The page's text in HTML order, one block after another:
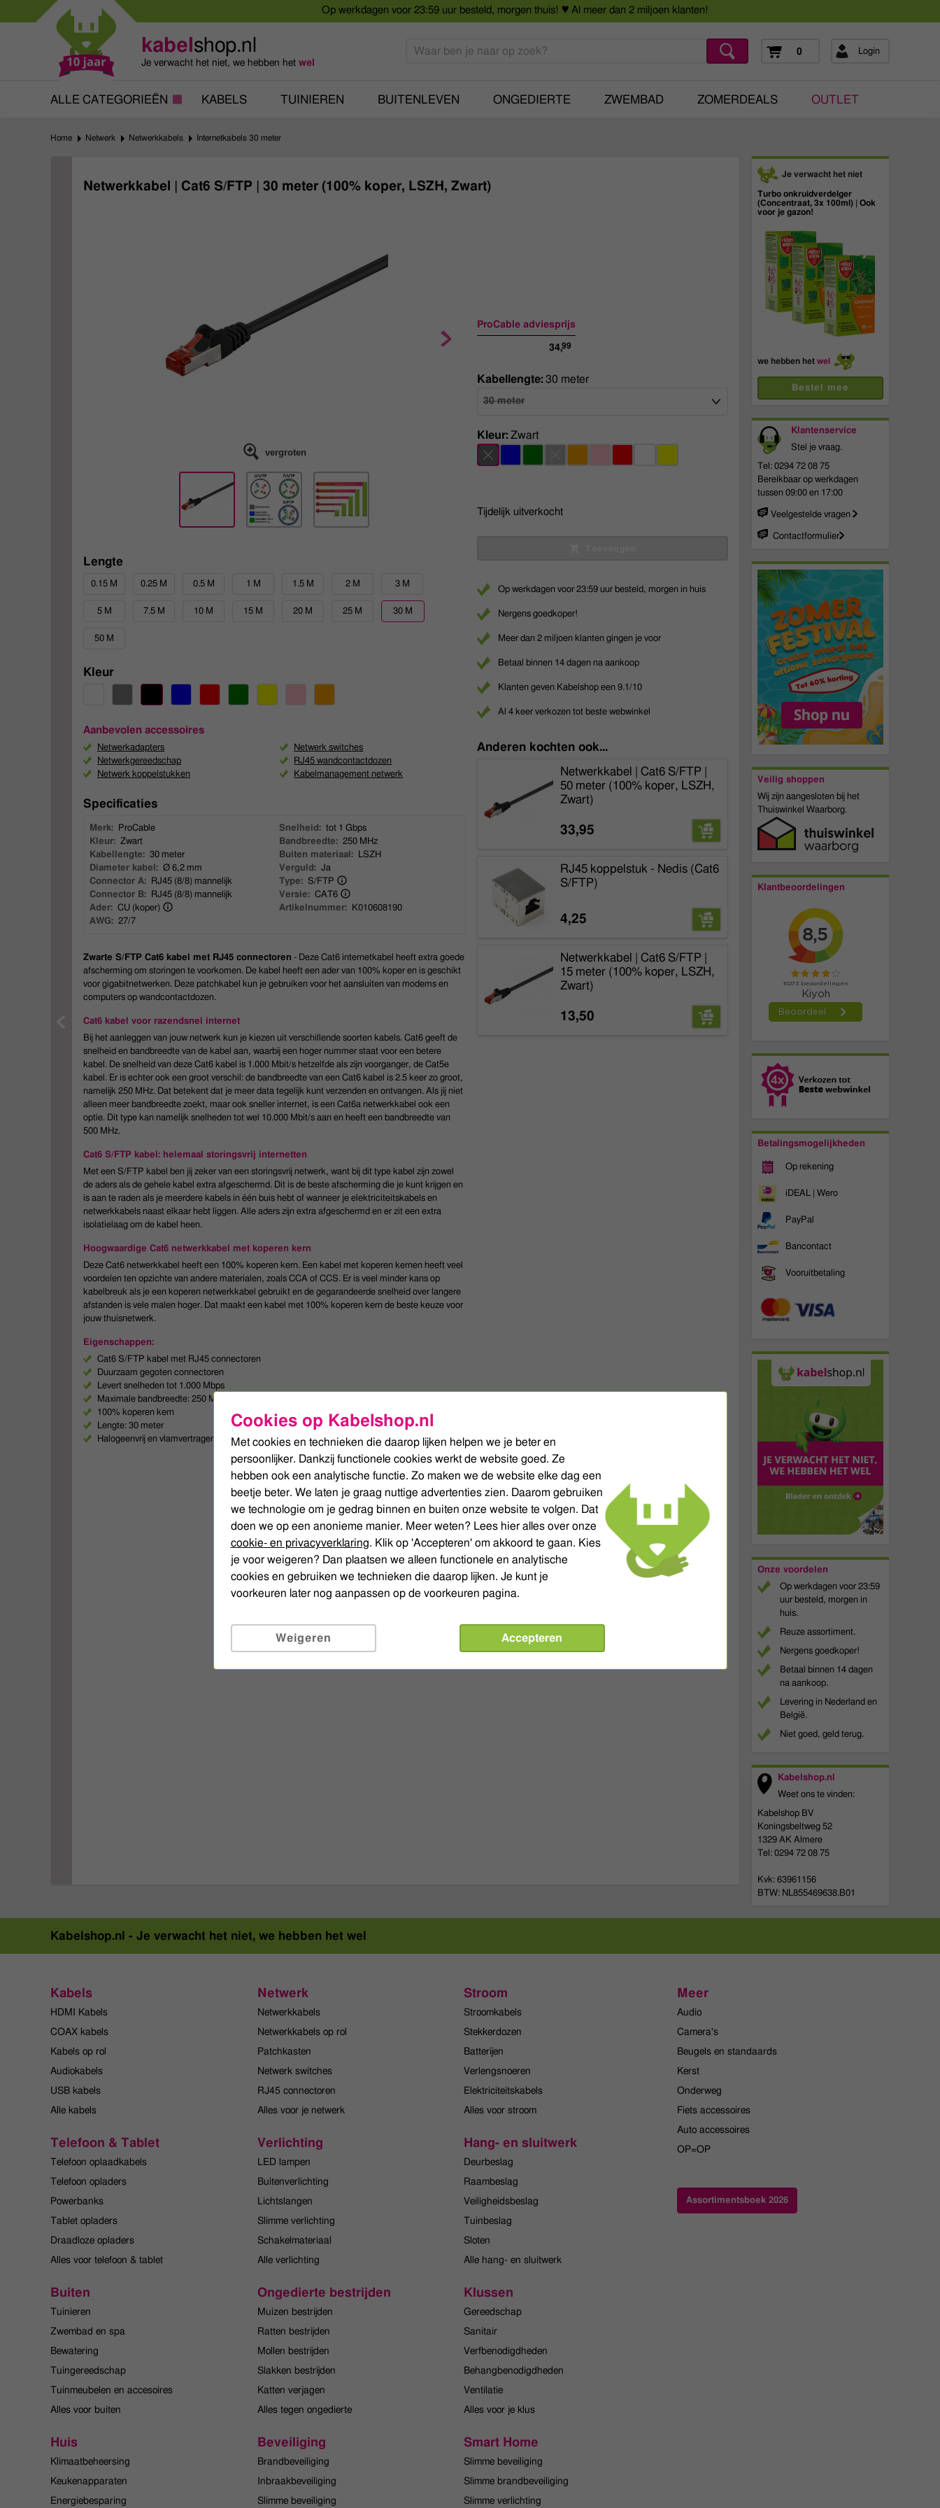
Op werkdagen voor 23:59 uur besteld, morgen thuis! ♥ Al meer dan 2 miljoen klanten!
kabel shop.nl
Je verwacht het niet, we hebben het wel
0 Login
ALLE CATEGORIEËN KABELS TUINIEREN BUITENLEVEN ONGEDIERTE ZWEMBAD ZOMERDEALS OUTLET
Mollen verjagen
Slakken bestrijden
Katten verjagen
Alles tegen ongedierte
Behangbenodigdheden
Ventilatie
Smart Home
Deurbellen
Slimme beveiliging
Home Netwerk Netwerkkabels Internetkabels 30 meter
Je verwacht het niet
Turbo onkruidverdelger
(Concentraat, 3x 100ml) | Ook
voor je gazon!
40,
we hebben het wel
Bestel mee
Klantenservice
Stel je vraag.
Tel: 0294 72 08 75
Bereikbaar op werkdagen
tussen 09:00 en 17:00
Veelgestelde vragen
Contactformulier
Veilig shoppen
Wij zijn aangesloten bij het
Thuiswinkel Waarborg.
Klantbeoordelingen
Betalingsmogelijkheden
Op rekening
iDEAL | Wero
PayPal
Bancontact
Vooruitbetaling
Onze voordelen
Op werkdagen voor 23:59
uur besteld, morgen in
huis.
Reuze assortiment.
Nergens goedkoper!
Betaal binnen 14 dagen
na aankoop.
Levering in Nederland en
België.
Niet goed, geld terug.
Kabelshop.nl
Weet ons te vinden:
Kabelshop BV
Koningsbeltweg 52
1329 AK Almere
Tel: 0294 72 08 75
Kvk: 63961156
BTW: NL855469638.B01
Netwerkkabel | Cat6 S/FTP | 30 meter (100% koper, LSZH, Zwart)
vergroten
Lengte
0.15 M 0.25 M 0.5 M 1 M 1.5 M 2 M 3 M
5 M 7.5 M 10 M 15 M 20 M 25 M 30 M
50 M
Kleur
Aanbevolen accessoires
Netwerkadapters
Netwerkgereedschap
Netwerk koppelstukken
Netwerk switches
RJ45 wandcontactdozen
Kabelmanagement netwerk
Specificaties
Merk:
ProCable
Kleur: Zwart
Kabellengte: 30 meter
Diameter kabel: Ø 6,2 mm
Connector A:
RJ45 (8/8) mannelijk
Connector B:
RJ45 (8/8) mannelijk
Ader: CU (koper)
AWG: 27/7
Snelheid: tot 1 Gbps
Bandbreedte: 250 MHz
Buiten materiaal:
LSZH
Verguld: Ja
Type: S/FTP
Versie: CAT6
Artikelnummer:
K010608190
Zwarte S/FTP Cat6 kabel met RJ45 connectoren - Deze Cat6 internetkabel heeft extra goede
afscherming om storingen te voorkomen. De kabel heeft een ader van 100% koper en is geschikt
voor gigabitnetwerken. Deze patchkabel kun je gebruiken voor het aansluiten van modems en
computers op wandcontactdozen.
Cat6 kabel voor razendsnel internet
Bij het aanleggen van jouw netwerk kun je kiezen uit verschillende soorten kabels. Cat6 geeft de
snelheid en bandbreedte van de kabel aan, waarbij een hoger nummer staat voor een betere
kabel. De snelheid van deze Cat6 kabel is 1.000 Mbit/s hetzelfde als zijn voorganger, de Cat5e
kabel. Er is echter ook een groot verschil: de bandbreedte van een Cat6 kabel is 2.5 keer zo groot,
namelijk 250 MHz. Dat betekent dat je meer data tegelijk kunt verzenden en ontvangen. Als jij niet
alleen meer bandbreedte zoekt, maar ook sneller internet, is een Cat6a netwerkkabel ook een
optie. Dit type kan namelijk snelheden tot wel 10.000 Mbit/s aan en heeft een bandbreedte van
500 MHz.
Cat6 S/FTP kabel: helemaal storingsvrij internetten
Met een S/FTP kabel ben jij zeker van een storingsvrij netwerk, want bij dit type kabel zijn zowel
de aders als de gehele kabel extra afgeschermd. Dit is de beste afscherming die je kunt krijgen en
is aan te raden als je meerdere kabels in één buis hebt of wanneer je elektriciteitskabels en
netwerkkabels naast elkaar hebt liggen. Alle aders zijn extra afgeschermd en er zit een extra
isolatielaag om de kabel heen.
Hoogwaardige Cat6 netwerkkabel met koperen kern
Deze Cat6 netwerkkabel heeft een 100% koperen kern. Een kabel met koperen kernen heeft veel
voordelen ten opzichte van andere materialen, zoals CCA of CCS. Er is veel minder kans op
kabelbreuk als je een koperen netwerkkabel gebruikt en de gegarandeerde snelheid over langere
afstanden is vele malen hoger. Dat maakt een kabel met 100% koperen kern de beste keuze voor
jouw thuisnetwerk.
Eigenschappen:
Cat6 S/FTP kabel met RJ45 connectoren
Duurzaam gegoten connectoren
Levert snelheden tot 1.000 Mbps
Maximale bandbreedte: 250 MHz
100% koperen kern
Lengte: 30 meter
Halogeenvrij en vlamvertragend (LSZH)
ProCable adviesprijs
34,99
Kabellengte: 30 meter
30 meter
Kleur: Zwart
Tijdelijk uitverkocht
Op werkdagen voor 23:59 uur besteld, morgen in huis
Nergens goedkoper!
Meer dan 2 miljoen klanten gingen je voor
Betaal binnen 14 dagen na aankoop
Klanten geven Kabelshop een 9.1/10
Al 4 keer verkozen tot beste webwinkel
Anderen kochten ook...
Netwerkkabel | Cat6 S/FTP |
50 meter (100% koper, LSZH,
Zwart)
33,95
RJ45 koppelstuk - Nedis (Cat6
S/FTP)
4,25
Netwerkkabel | Cat6 S/FTP |
15 meter (100% koper, LSZH,
Zwart)
13,50
Kabelshop.nl - Je verwacht het niet, we hebben het wel
Kabels
HDMI Kabels
COAX kabels
Kabels op rol
Audiokabels
USB kabels
Alle kabels
Netwerk
Netwerkkabels
Netwerkkabels op rol
Patchkasten
Netwerk switches
RJ45 connectoren
Alles voor je netwerk
Stroom
Stroomkabels
Stekkerdozen
Batterijen
Verlengsnoeren
Elektriciteitskabels
Alles voor stroom
Telefoon & Tablet
Telefoon oplaadkabels
Telefoon opladers
Powerbanks
Tablet opladers
Draadloze opladers
Alles voor telefoon & tablet
Verlichting
LED lampen
Buitenverlichting
Lichtslangen
Slimme verlichting
Schakelmateriaal
Alle verlichting
Hang- en sluitwerk
Deurbeslag
Raambeslag
Veiligheidsbeslag
Tuinbeslag
Sloten
Alle hang- en sluitwerk
Buiten
Tuinieren
Zwembad en spa
Bewatering
Tuingereedschap
Tuinmeubelen en accesoires
Alles voor buiten
Ongedierte bestrijden
Muizen bestrijden
Ratten bestrijden
Mollen bestrijden
Slakken bestrijden
Katten verjagen
Alles tegen ongedierte
Klussen
Gereedschap
Sanitair
Verfbenodigdheden
Behangbenodigdheden
Ventilatie
Alles voor je klus
Huis
Klimaatbeheersing
Keukenapparaten
Energiebesparing
Beveiliging
Brandbeveiliging
Inbraakbeveiliging
Slimme beveiliging
Smart Home
Slimme beveiliging
Slimme brandbeveiliging
Slimme verlichting
Meer
Audio
Camera's
Beugels en standaards
Kerst
Onderweg
Fiets accessoires
Auto accessoires
OP=OP
Assortimentsboek 2026
Cookies op Kabelshop.nl
Met cookies en technieken die daarop lijken helpen we je beter en
persoonlijker. Dankzij functionele cookies werkt de website goed. Ze
hebben ook een analytische functie. Zo maken we de website elke dag een
beetje beter. We laten je graag nuttige advertenties zien. Daarom gebruiken
we technologie om je gedrag binnen en buiten onze website te volgen. Dat
doen we op een anonieme manier. Meer weten? Lees hier alles over onze
cookie- en privacyverklaring. Klik op 'Accepteren' om akkoord te gaan. Kies
je voor weigeren? Dan plaatsen we alleen functionele en analytische
cookies en gebruiken we technieken die daarop lijken. Je kunt je
voorkeuren later nog aanpassen op de voorkeuren pagina.
Accepteren
Weigeren